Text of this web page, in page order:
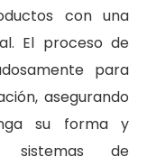
con una
El proceso de
para
asegurando
su forma y
sistemas de